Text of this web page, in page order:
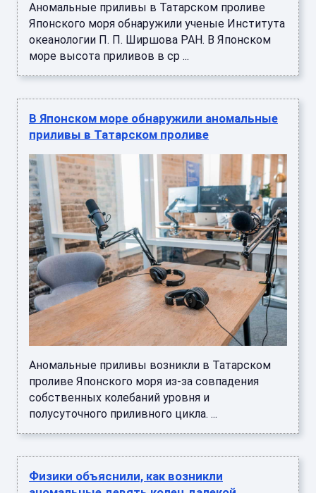
Аномальные приливы в Татарском проливе
Японского моря обнаружили ученые Института
океанологии П. П. Ширшова РАН. В Японском
море высота приливов в ср ...
В Японском море обнаружили аномальные
приливы в Татарском проливе
Аномальные приливы возникли в Татарском
проливе Японского моря из-за совпадения
собственных колебаний уровня и
полусуточного приливного цикла. ...
Физики объяснили, как возникли